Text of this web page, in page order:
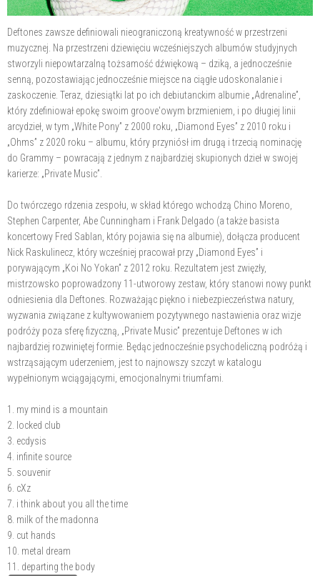
Deftones zawsze definiowali nieograniczoną kreatywność w przestrzeni
muzycznej. Na przestrzeni dziewięciu wcześniejszych albumów studyjnych
stworzyli niepowtarzalną tożsamość dźwiękową – dziką, a jednocześnie
senną, pozostawiając jednocześnie miejsce na ciągłe udoskonalanie i
zaskoczenie. Teraz, dziesiątki lat po ich debiutanckim albumie „Adrenaline”,
który zdefiniował epokę swoim groove'owym brzmieniem, i po długiej linii
arcydzieł, w tym „White Pony” z 2000 roku, „Diamond Eyes” z 2010 roku i
„Ohms” z 2020 roku – albumu, który przyniósł im drugą i trzecią nominację
do Grammy – powracają z jednym z najbardziej skupionych dzieł w swojej
karierze: „Private Music”.
Do twórczego rdzenia zespołu, w skład którego wchodzą Chino Moreno,
Stephen Carpenter, Abe Cunningham i Frank Delgado (a także basista
koncertowy Fred Sablan, który pojawia się na albumie), dołącza producent
Nick Raskulinecz, który wcześniej pracował przy „Diamond Eyes” i
porywającym „Koi No Yokan” z 2012 roku. Rezultatem jest zwięzły,
mistrzowsko poprowadzony 11-utworowy zestaw, który stanowi nowy punkt
odniesienia dla Deftones. Rozważając piękno i niebezpieczeństwa natury,
wyzwania związane z kultywowaniem pozytywnego nastawienia oraz wizje
podróży poza sferę fizyczną, „Private Music” prezentuje Deftones w ich
najbardziej rozwiniętej formie. Będąc jednocześnie psychodeliczną podróżą i
wstrząsającym uderzeniem, jest to najnowszy szczyt w katalogu
wypełnionym wciągającymi, emocjonalnymi triumfami.
1. my mind is a mountain
2. locked club
3. ecdysis
4. infinite source
5. souvenir
6. cXz
7. i think about you all the time
8. milk of the madonna
9. cut hands
10. metal dream
11. departing the body